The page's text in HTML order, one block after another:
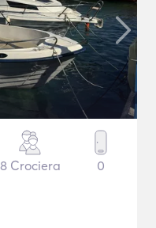
8 Crociera 0